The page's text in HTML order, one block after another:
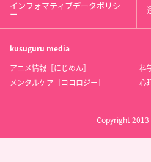
インフォマティブデータポリシ
ー
kusuguru media
アニメ情報［にじめん］
科
メンタルケア［ココロジー］
心
Copyright